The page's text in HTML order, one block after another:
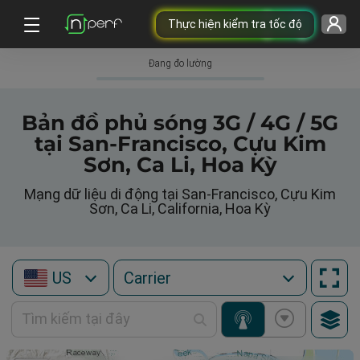
Thực hiện kiểm tra tốc độ
Đang đo lường
Bản đồ phủ sóng 3G / 4G / 5G
tại San-Francisco, Cựu Kim
Sơn, Ca Li, Hoa Kỳ
Mạng dữ liệu di động tại San-Francisco, Cựu Kim
Sơn, Ca Li, California, Hoa Kỳ
US